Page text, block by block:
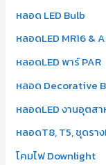
f
o
r
:
หลอด LED Bulb
หลอดLED MR16 &
หลอดLED พาร์ PAR
หลอด Decorative
หลอดLED งานอุตส
หลอดT8, T5, ชุดรา
โคมไฟ Downlight